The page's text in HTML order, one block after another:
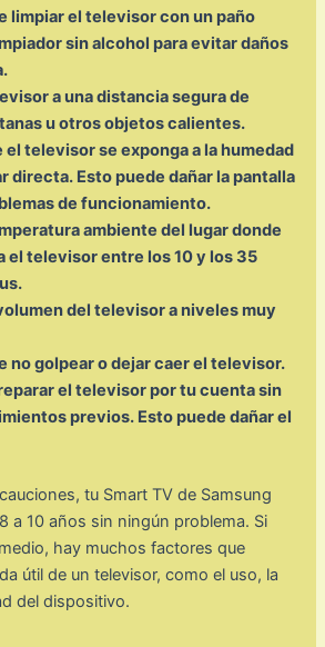
limpiar el televisor con un paño
sin alcohol para evitar daños
a una distancia segura de
u otros objetos calientes.
el televisor se exponga a la humedad
directa. Esto puede dañar la pantalla
de funcionamiento.
ambiente del lugar donde
el televisor entre los 10 y los 35
del televisor a niveles muy
no golpear o dejar caer el televisor.
el televisor por tu cuenta sin
previos. Esto puede dañar el
tu Smart TV de Samsung
a 10 años sin ningún problema. Si
hay muchos factores que
útil de un televisor, como el uso, la
del dispositivo.